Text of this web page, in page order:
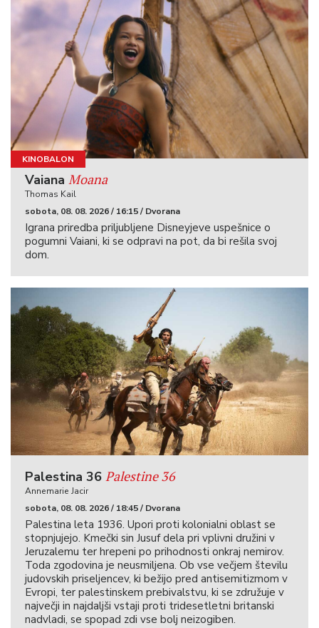
KINOBALON
Vaiana Moana
Thomas Kail
sobota, 08. 08. 2026 / 16:15 / Dvorana
Igrana priredba priljubljene Disneyjeve uspešnice o
pogumni Vaiani, ki se odpravi na pot, da bi rešila svoj
dom.
Palestina 36 Palestine 36
Annemarie Jacir
sobota, 08. 08. 2026 / 18:45 / Dvorana
Palestina leta 1936. Upori proti kolonialni oblast se
stopnjujejo. Kmečki sin Jusuf dela pri vplivni družini v
Jeruzalemu ter hrepeni po prihodnosti onkraj nemirov.
Toda zgodovina je neusmiljena. Ob vse večjem številu
judovskih priseljencev, ki bežijo pred antisemitizmom v
Evropi, ter palestinskem prebivalstvu, ki se združuje v
največji in najdaljši vstaji proti tridesetletni britanski
nadvladi, se spopad zdi vse bolj neizogiben.